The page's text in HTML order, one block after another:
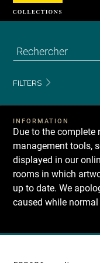
FILTERS
INFORMATION
Due to the
management tools,
displayed in our
rooms in which
up to date. We
caused while
Recherche
Cookies management